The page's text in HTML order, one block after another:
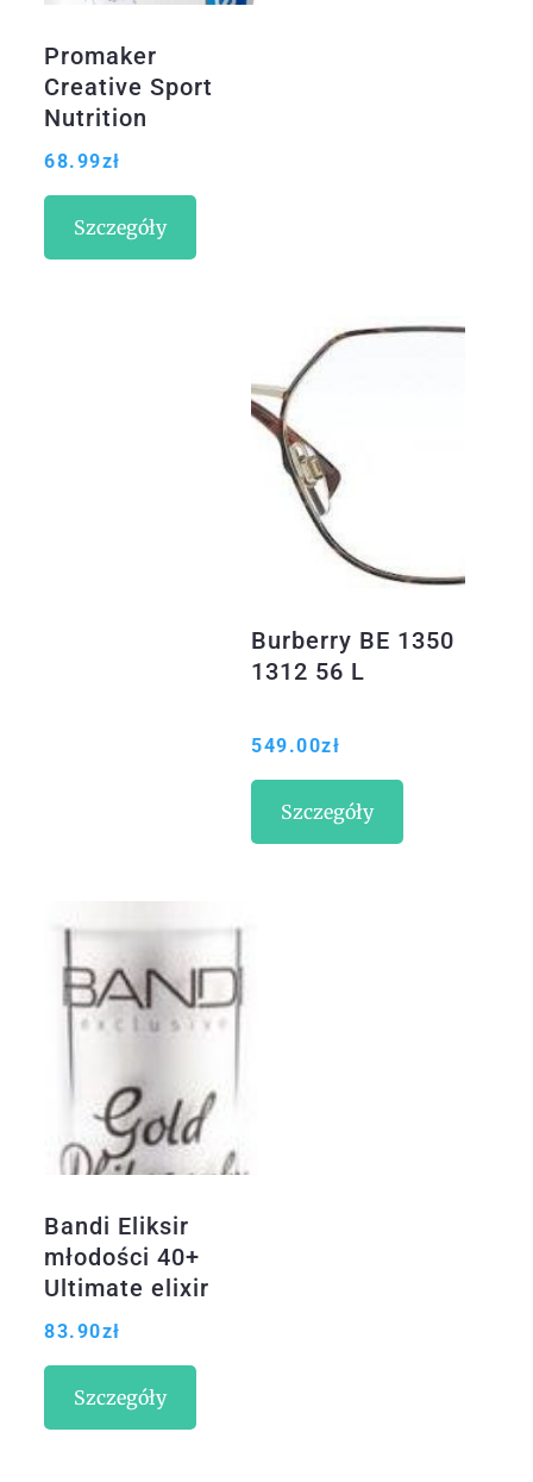
Promaker
Creative Sport
Nutrition
Aminokwasy
68.99zł
Szczegóły
Burberry BE 1350
1312 56 L
549.00zł
Szczegóły
Bandi Eliksir
młodości 40+
Ultimate elixir
30ml
83.90zł
Szczegóły